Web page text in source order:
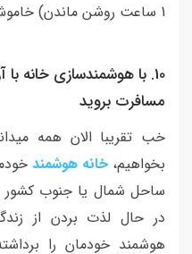
1 ساعت روشن ماندن) خاموش کنید.
10. با هوشمندسازی خانه
مسافرت بروید
خب تقریبا الان همه
بخواهیم،خانه هوشمند
ساحل شمال یا جنوب کشور
در حال لذت بردن از
هوشمند خودمان را